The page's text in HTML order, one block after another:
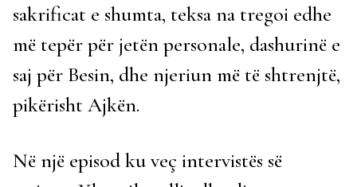
sakrificat e shumta, teksa na tregoi edhe
më tepër për jetën personale, dashurinë e
saj për Besin, dhe njeriun më të shtrenjtë,
pikërisht Ajkën.
Në një episod ku veç intervistës së